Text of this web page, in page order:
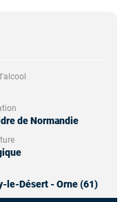
de Normandie
le-Désert - Orne (61)